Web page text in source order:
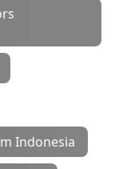
Indonesia